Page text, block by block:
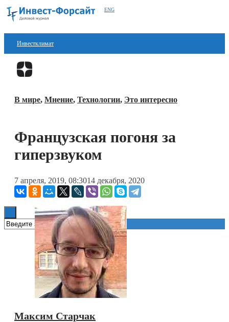
ENG
Инвестклимат
Финансы
Блокчейн
Технологии
Книги
В мире, Мнение, Технологии, Это интересно
Французская погоня за
гиперзвуком
7 апреля, 2019, 08:3014 декабря, 2020
Максим Старчак